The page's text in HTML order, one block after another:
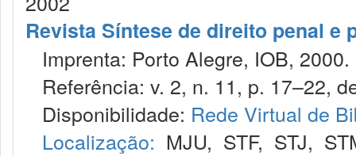
Revista Síntese de direito penal e
Imprenta: Porto Alegre, IOB, 2000.
Referência: v. 2, n. 11, p. 17–22,
Disponibilidade: Rede Virtual de
Localização: MJU, STF, STJ,